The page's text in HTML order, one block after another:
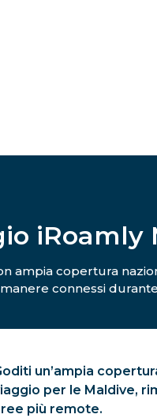
iRoamly
ampia copertura
connessi
un’ampia
per le Maldive,
più remote.